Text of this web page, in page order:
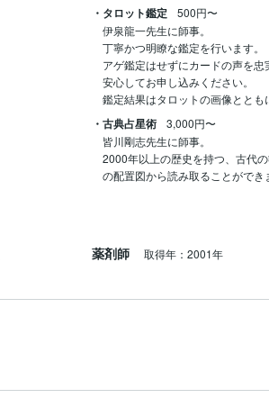
・タロット鑑定
500円〜
伊泉龍一先生に師事。
丁寧かつ明瞭な鑑定を行います。
アゲ鑑定はせずにカードの声を忠
安心してお申し込みください。
鑑定結果はタロットの画像ととも
・古典占星術
3,000円〜
皆川剛志先生に師事。
2000年以上の歴史を持つ、古代
の配置図から読み取ることがで
薬剤師 取得年：2001年